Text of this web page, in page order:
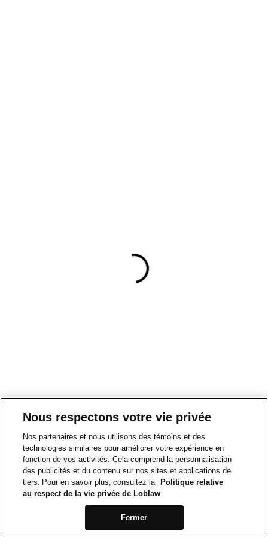
Nous respectons votre vie privée
Nos partenaires et nous utilisons des témoins et des
technologies similaires pour améliorer votre expérience en
fonction de vos activités. Cela comprend la personnalisation
des publicités et du contenu sur nos sites et applications de
tiers. Pour en savoir plus, consultez la
Politique relative
au respect de la vie privée de Loblaw
Fermer